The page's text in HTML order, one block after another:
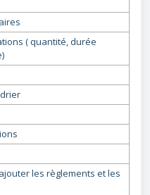
( quantité, durée
les règlements et les